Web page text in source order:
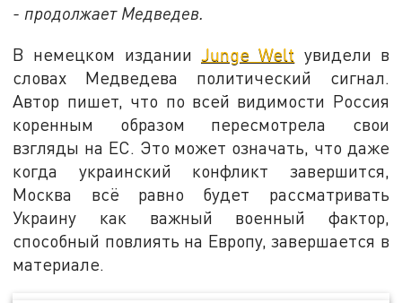
- продолжает Медведев.
В немецком издании Junge Welt увидели в
словах Медведева политический сигнал.
Автор пишет, что по всей видимости Россия
коренным образом пересмотрела свои
взгляды на ЕС. Это может означать, что даже
когда украинский конфликт завершится,
Москва всё равно будет рассматривать
Украину как важный военный фактор,
способный повлиять на Европу, завершается в
материале.